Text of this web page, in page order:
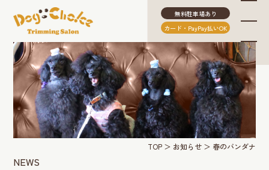
無料駐車場あり
カード・PayPay払いOK
TOP お知らせ 春のバンダナ
NEWS